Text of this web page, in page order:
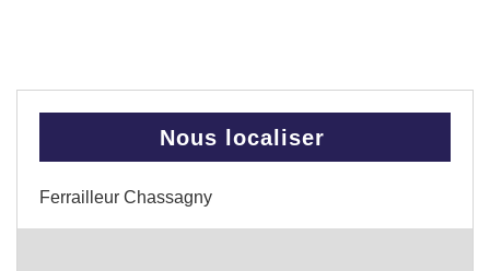
Nous localiser
Ferrailleur Chassagny